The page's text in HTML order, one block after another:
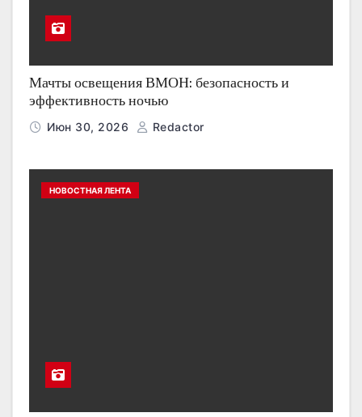
Мачты освещения ВМОН: безопасность и
эффективность ночью
Июн 30, 2026 Redactor
НОВОСТНАЯ ЛЕНТА